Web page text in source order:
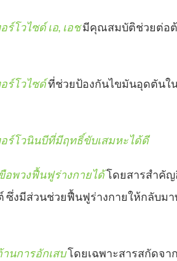
ร์โวไซด์ เอ, เอชมีคุณสมบัติช่วยต่อต้
ร์โวไซด์ที่ช่วยป้องกันไขมันอุดตันใ
ร์โวนินบีที่มีฤทธิ์ขับเสมหะได้ดี
พวงฟื้นฟูร่างกายได้โดยสารสำคัญ
ซึ่งมีส่วนช่วยฟื้นฟูร่างกายให้กลับม
นการอักเสบโดยเฉพาะสารสกัดจา